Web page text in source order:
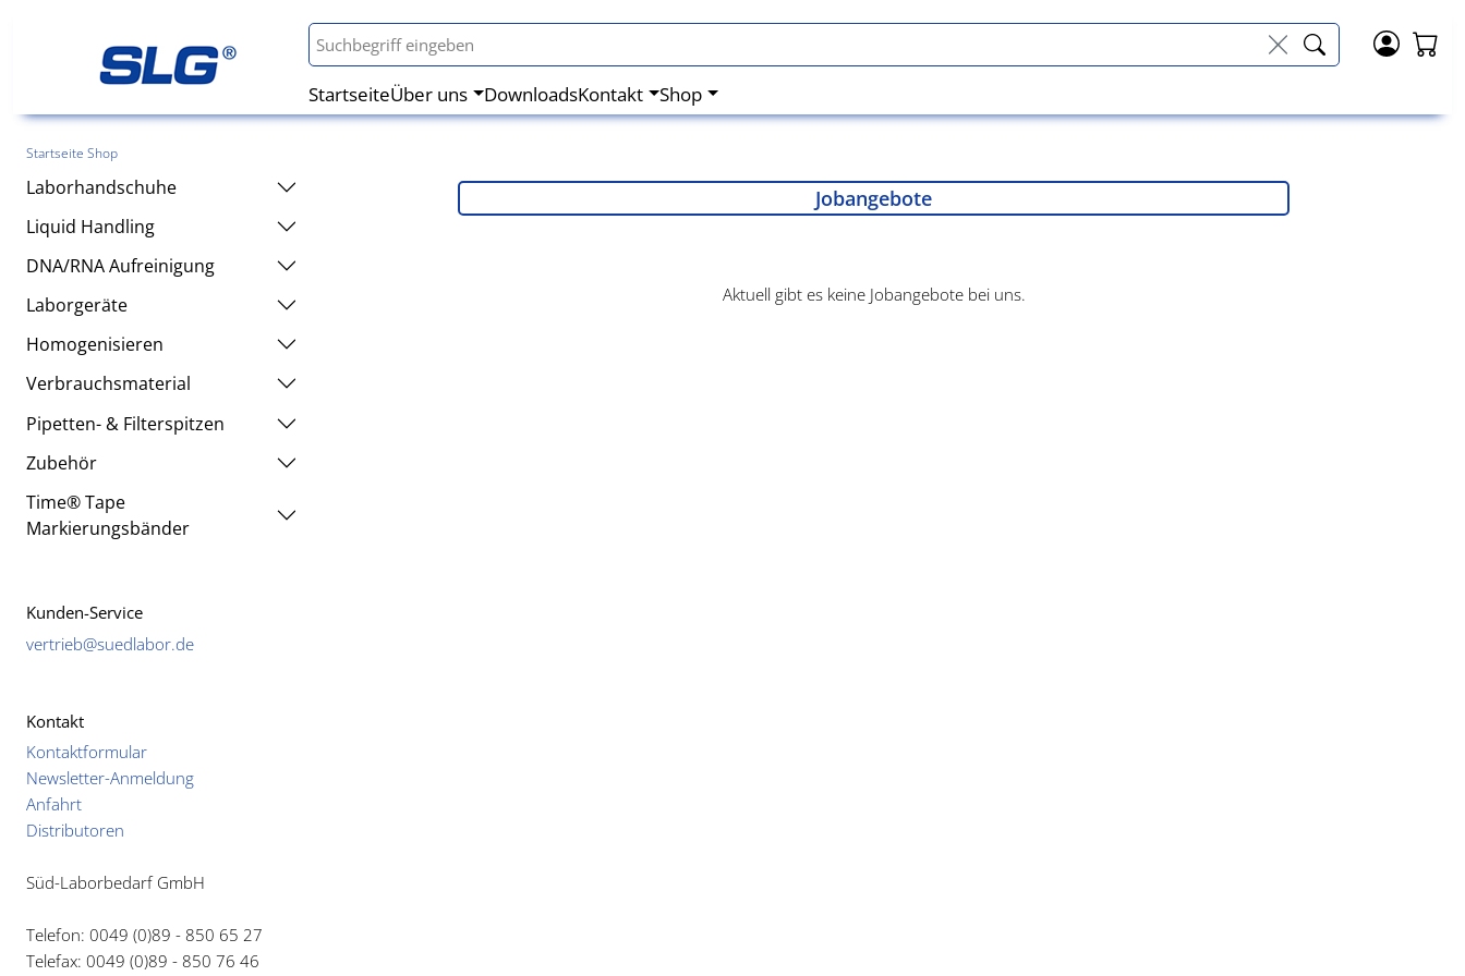
StartseiteÜber uns DownloadsKontakt Shop
Startseite Shop
Laborhandschuhe
Liquid Handling
DNA/RNA Aufreinigung
Laborgeräte
Homogenisieren
Verbrauchsmaterial
Pipetten- & Filterspitzen
Zubehör
Time® Tape
Markierungsbänder
Kunden-Service
vertrieb@suedlabor.de
Kontakt
Kontaktformular
Newsletter-Anmeldung
Anfahrt
Distributoren
Süd-Laborbedarf GmbH
Telefon: 0049 (0)89 - 850 65 27
Telefax: 0049 (0)89 - 850 76 46
Jobangebote
Aktuell gibt es keine Jobangebote bei uns.